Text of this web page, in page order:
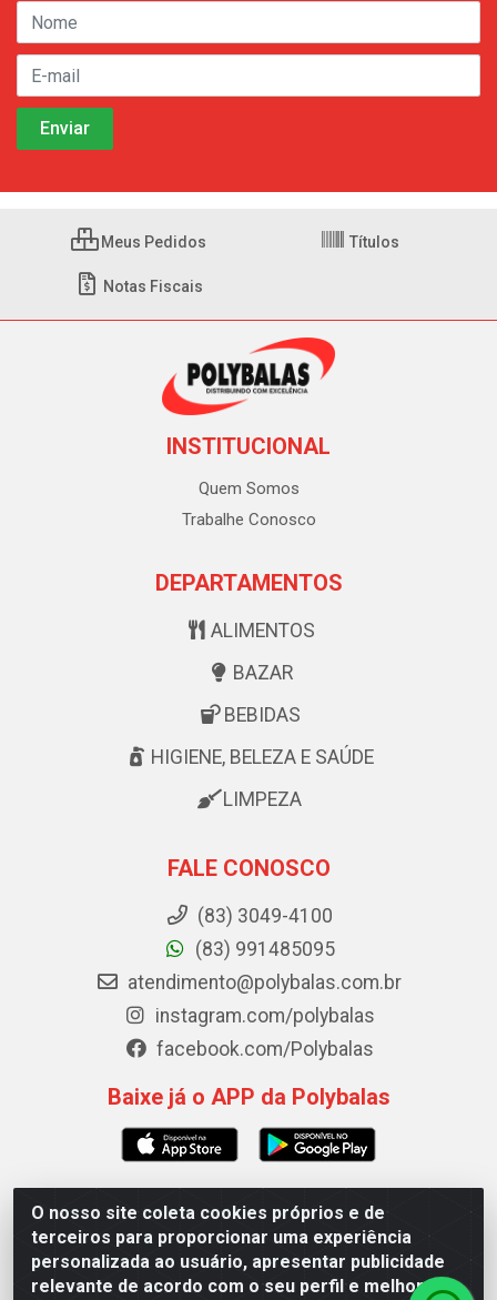
O nosso site coleta cookies próprios e de
terceiros para proporcionar uma experiência
personalizada ao usuário, apresentar publicidade
relevante de acordo com o seu perfil e melhorar a
Meus Pedidos Títulos
Notas Fiscais
INSTITUCIONAL
Quem Somos
Trabalhe Conosco
DEPARTAMENTOS
ALIMENTOS
BAZAR
BEBIDAS
HIGIENE, BELEZA E SAÚDE
LIMPEZA
FALE CONOSCO
(83) 3049-4100
(83) 991485095
atendimento@polybalas.com.br
instagram.com/polybalas
facebook.com/Polybalas
Baixe já o APP da Polybalas
Polybalas - Rua João Miguel de Souza, 173 Galpão B -
Ernesto Geisel, João Pessoa/PB - CEP 58.075-075 - CNPJ
00.909.327/0002-61